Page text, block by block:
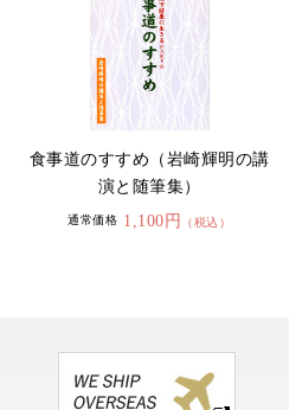
食事道のすすめ（岩崎輝明の講
演と随筆集）
通常価格 1,100円 （税込）